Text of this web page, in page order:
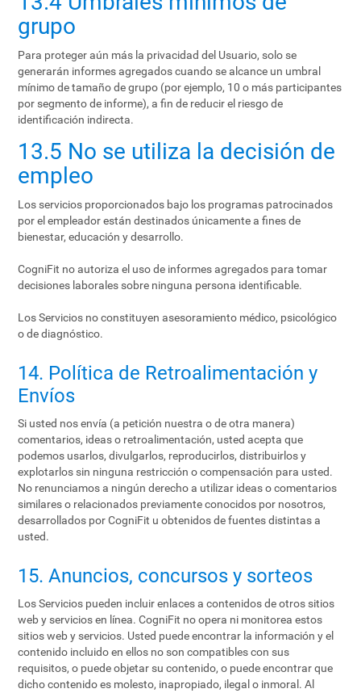
grupo
Para proteger aún más la privacidad del Usuario, solo se
generarán informes agregados cuando se alcance un umbral
mínimo de tamaño de grupo (por ejemplo, 10 o más participantes
por segmento de informe), a fin de reducir el riesgo de
identificación indirecta.
13.5 No se utiliza la decisión de
empleo
Los servicios proporcionados bajo los programas patrocinados
por el empleador están destinados únicamente a fines de
bienestar, educación y desarrollo.
CogniFit no autoriza el uso de informes agregados para tomar
decisiones laborales sobre ninguna persona identificable.
Los Servicios no constituyen asesoramiento médico, psicológico
o de diagnóstico.
14. Política de Retroalimentación y
Envíos
Si usted nos envía (a petición nuestra o de otra manera)
comentarios, ideas o retroalimentación, usted acepta que
podemos usarlos, divulgarlos, reproducirlos, distribuirlos y
explotarlos sin ninguna restricción o compensación para usted.
No renunciamos a ningún derecho a utilizar ideas o comentarios
similares o relacionados previamente conocidos por nosotros,
desarrollados por CogniFit u obtenidos de fuentes distintas a
usted.
15. Anuncios, concursos y sorteos
Los Servicios pueden incluir enlaces a contenidos de otros sitios
web y servicios en línea. CogniFit no opera ni monitorea estos
sitios web y servicios. Usted puede encontrar la información y el
contenido incluido en ellos no son compatibles con sus
requisitos, o puede objetar su contenido, o puede encontrar que
dicho contenido es molesto, inapropiado, ilegal o inmoral. Al